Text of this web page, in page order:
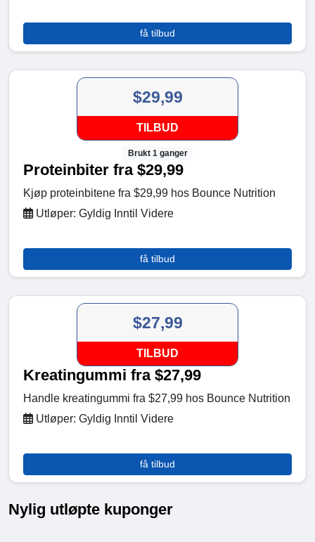
få tilbud
$29,99
TILBUD
Brukt 1 ganger
Proteinbiter fra $29,99
Kjøp proteinbitene fra $29,99 hos Bounce Nutrition
Utløper: Gyldig Inntil Videre
få tilbud
$27,99
TILBUD
Kreatingummi fra $27,99
Handle kreatingummi fra $27,99 hos Bounce Nutrition
Utløper: Gyldig Inntil Videre
få tilbud
Nylig utløpte kuponger